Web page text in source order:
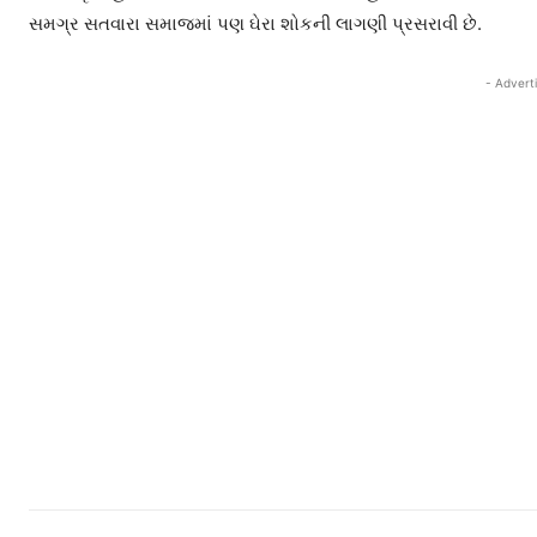
સમગ્ર સતવારા સમાજમાં પણ ઘેરા શોકની લાગણી પ્રસરાવી છે.
-